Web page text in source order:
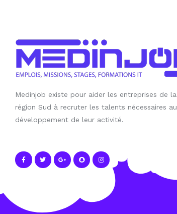
Medinjob existe pour aider les entreprises de la
région Sud à recruter les talents nécessaires au
développement de leur activité.